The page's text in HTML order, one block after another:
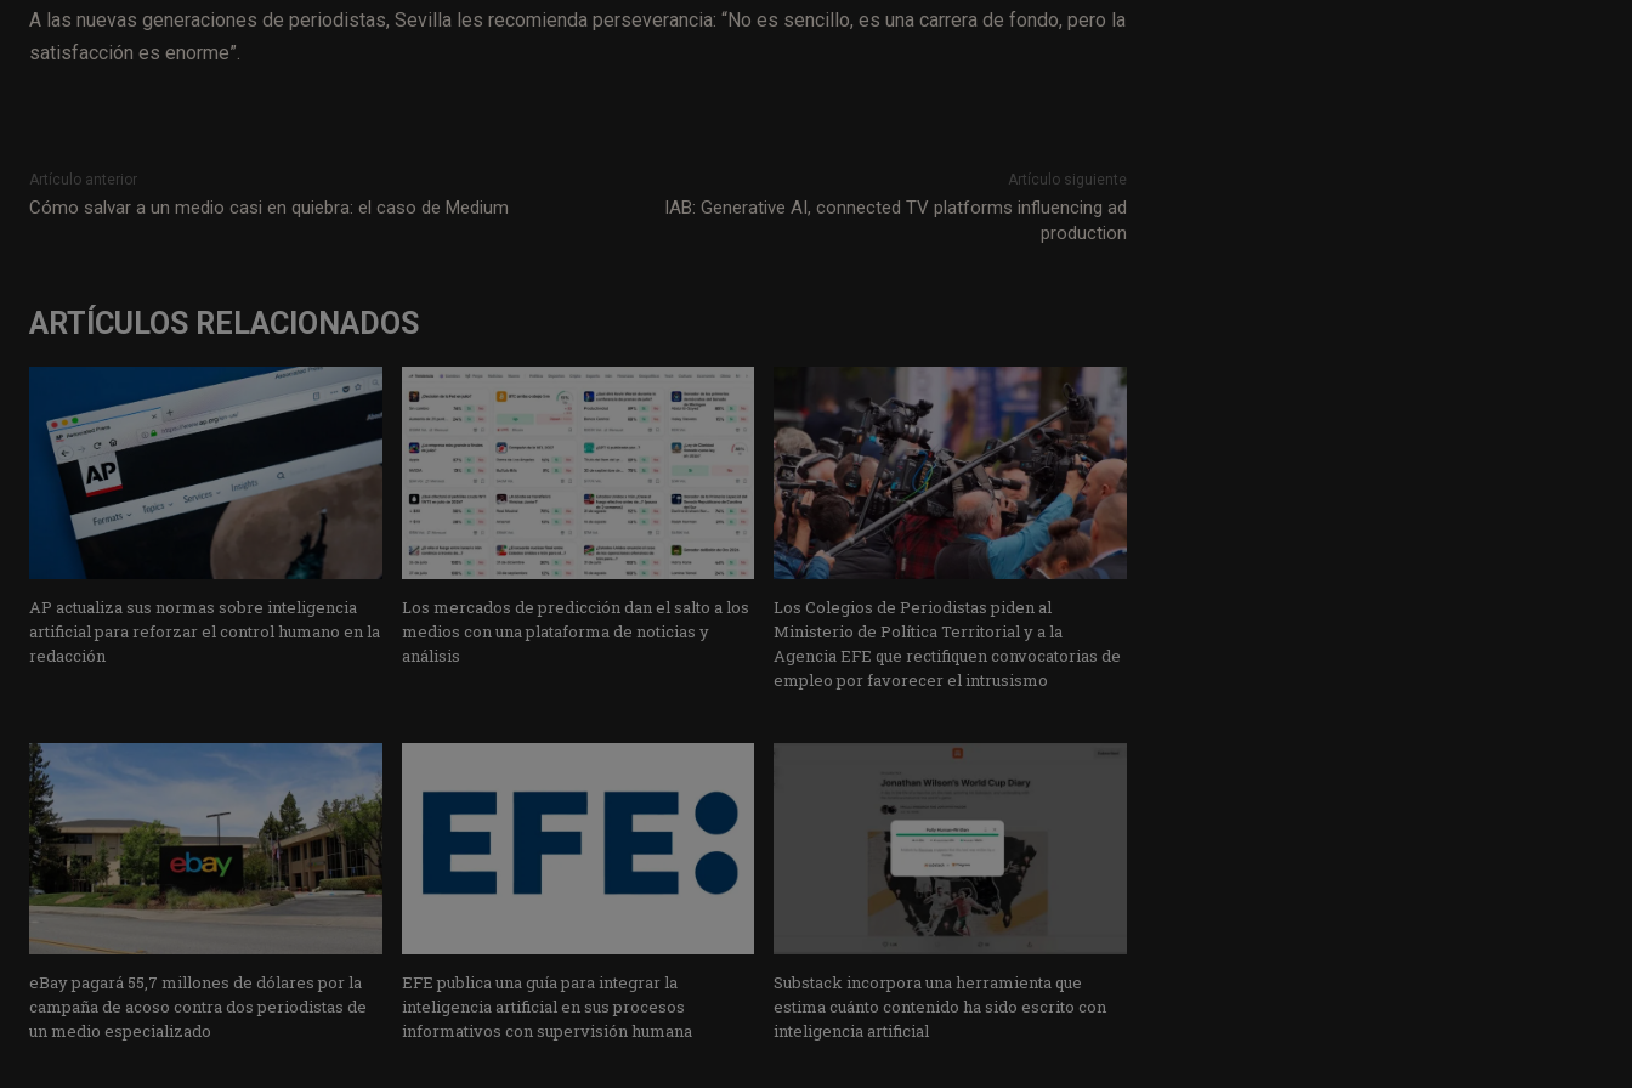
A las nuevas generaciones de periodistas, Sevilla les recomienda perseverancia: “No es sencillo, es una carrera de fondo, pero la
satisfacción es enorme”.
Artículo anterior
Cómo salvar a un medio casi en quiebra: el caso de Medium
Artículo siguiente
IAB: Generative AI, connected TV platforms influencing ad
production
ARTÍCULOS RELACIONADOS
AP actualiza sus normas sobre inteligencia
artificial para reforzar el control humano en la
redacción
Los mercados de predicción dan el salto a los
medios con una plataforma de noticias y
análisis
Los Colegios de Periodistas piden al
Ministerio de Política Territorial y a la
Agencia EFE que rectifiquen convocatorias de
empleo por favorecer el intrusismo
eBay pagará 55,7 millones de dólares por la
campaña de acoso contra dos periodistas de
un medio especializado
EFE publica una guía para integrar la
inteligencia artificial en sus procesos
informativos con supervisión humana
Substack incorpora una herramienta que
estima cuánto contenido ha sido escrito con
inteligencia artificial